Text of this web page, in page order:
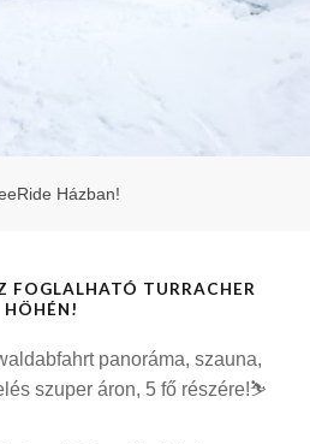
Házban!
FOGLALHATÓ TURRACHER
HÖHÉN!
panoráma, szauna,
szuper áron, 5 fő részére!⛷️